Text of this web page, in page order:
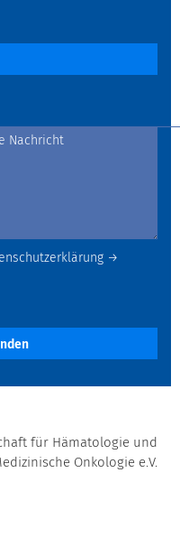
→
für Hämatologie und
Onkologie e.V.